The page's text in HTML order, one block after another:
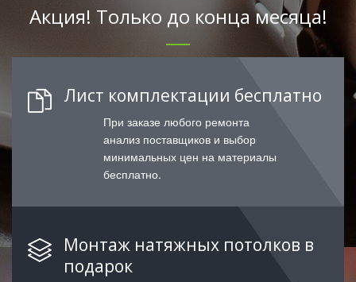
Акция! Только до конца месяца!
Лист комплектации бесплатно
При заказе любого ремонта
анализ поставщиков и выбор
минимальных цен на материалы
бесплатно.
Монтаж натяжных потолков в
подарок